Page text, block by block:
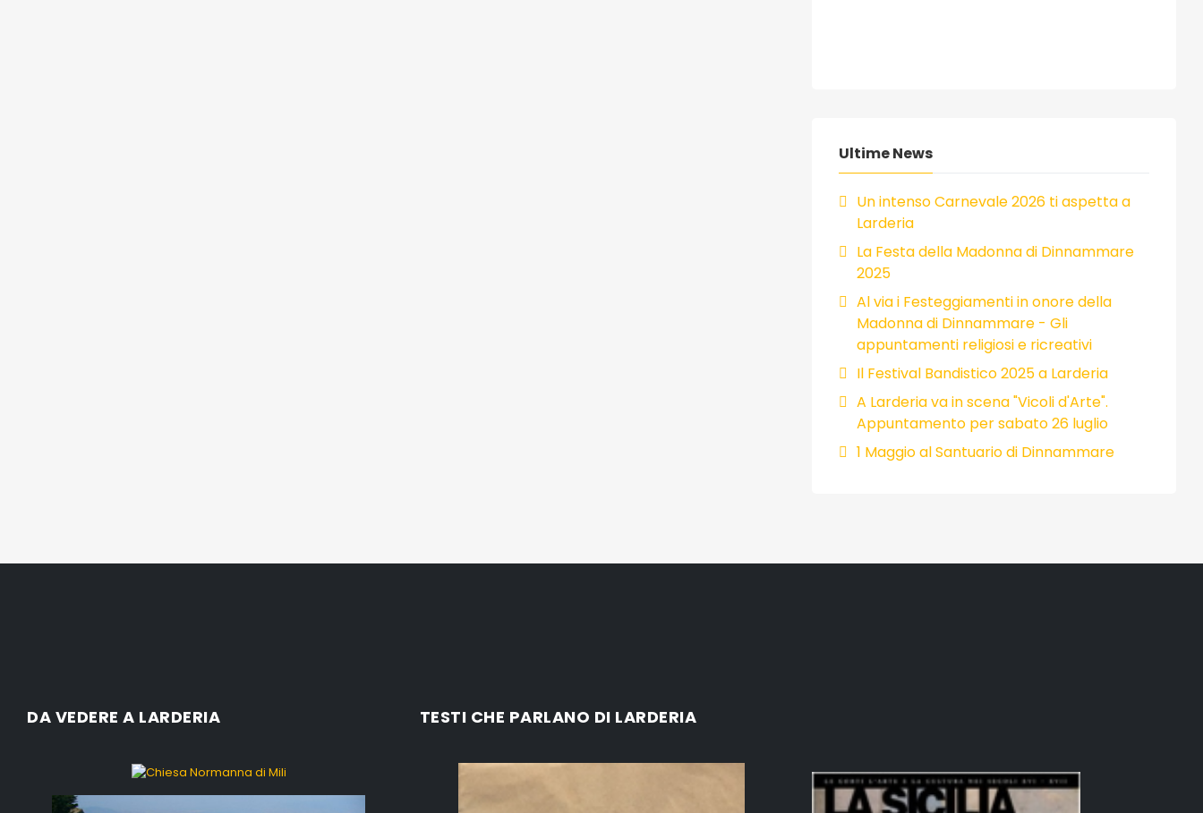
Ultime News
Un intenso Carnevale 2026 ti aspetta a
Larderia
La Festa della Madonna di Dinnammare
2025
Al via i Festeggiamenti in onore della
Madonna di Dinnammare - Gli
appuntamenti religiosi e ricreativi
Il Festival Bandistico 2025 a Larderia
A Larderia va in scena "Vicoli d'Arte".
Appuntamento per sabato 26 luglio
1 Maggio al Santuario di Dinnammare
DA VEDERE A LARDERIA TESTI CHE PARLANO DI LARDERIA